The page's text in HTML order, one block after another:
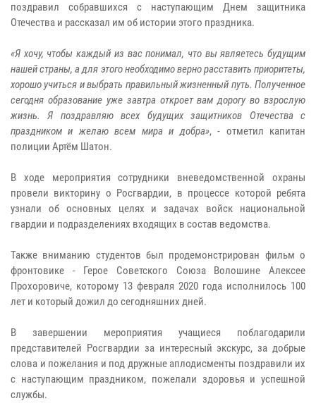
поздравил собравшихся с наступающим Днем защитника
Отечества и рассказал им об истории этого праздника.
«Я хочу, чтобы каждый из вас понимал, что вы являетесь будущим
нашей страны, а для этого необходимо верно расставить приоритеты,
хорошо учиться и выбрать правильный жизненный путь. Полученное
сегодня образование уже завтра откроет вам дорогу во взрослую
жизнь. Я поздравляю всех будущих защитников Отечества с
праздником и желаю всем мира и добра», - отметил капитан
полиции Артём Шатон.
В ходе мероприятия сотрудники вневедомственной охраны
провели викторину о Росгвардии, в процессе которой ребята
узнали об основных целях и задачах войск национальной
гвардии и подразделениях входящих в состав ведомства.
Также вниманию студентов был продемонстрирован фильм о
фронтовике - Герое Советского Союза Волошине Алексее
Прохоровиче, которому 13 февраля 2020 года исполнилось 100
лет и который дожил до сегодняшних дней.
В завершении мероприятия учащиеся поблагодарили
представителей Росгвардии за интересный экскурс, за добрые
слова и пожелания и под дружные аплодисменты поздравили их
с наступающим праздником, пожелали здоровья и успешной
службы.